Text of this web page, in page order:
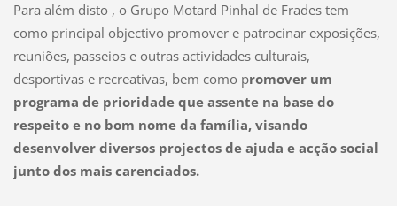
Para além disto , o Grupo Motard Pinhal de Frades tem
como principal objectivo promover e patrocinar exposições,
reuniões, passeios e outras actividades culturais,
desportivas e recreativas, bem como promover um
programa de prioridade que assente na base do
respeito e no bom nome da família, visando
desenvolver diversos projectos de ajuda e acção social
junto dos mais carenciados.